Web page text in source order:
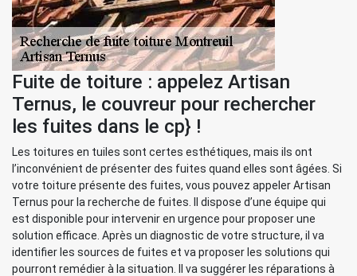
Fuite de toiture : appelez Artisan
Ternus, le couvreur pour rechercher
les fuites dans le cp} !
Les toitures en tuiles sont certes esthétiques, mais ils ont
l’inconvénient de présenter des fuites quand elles sont âgées. Si
votre toiture présente des fuites, vous pouvez appeler Artisan
Ternus pour la recherche de fuites. Il dispose d’une équipe qui
est disponible pour intervenir en urgence pour proposer une
solution efficace. Après un diagnostic de votre structure, il va
identifier les sources de fuites et va proposer les solutions qui
pourront remédier à la situation. Il va suggérer les réparations à